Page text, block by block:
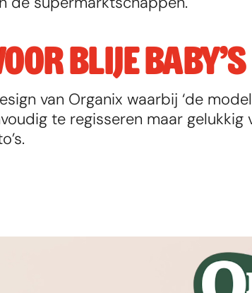
BLIJE BABY’S
van Organix waarbij ‘de
te regisseren maar gelukkig